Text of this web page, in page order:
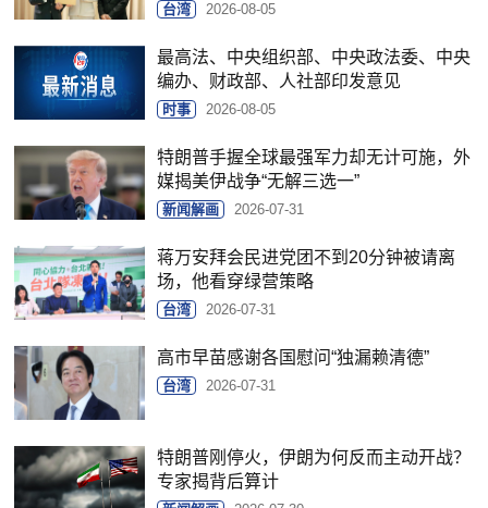
台湾 2026-08-05
最高法、中央组织部、中央政法委、中央
编办、财政部、人社部印发意见
时事 2026-08-05
特朗普手握全球最强军力却无计可施，外
媒揭美伊战争“无解三选一”
新闻解画 2026-07-31
蒋万安拜会民进党团不到20分钟被请离
场，他看穿绿营策略
台湾 2026-07-31
高市早苗感谢各国慰问“独漏赖清德”
台湾 2026-07-31
特朗普刚停火，伊朗为何反而主动开战？
专家揭背后算计